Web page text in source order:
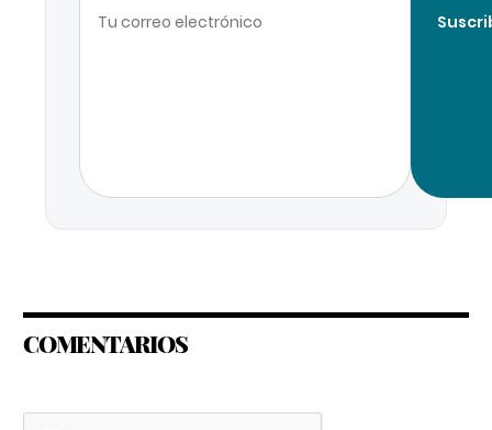
COMENTARIOS